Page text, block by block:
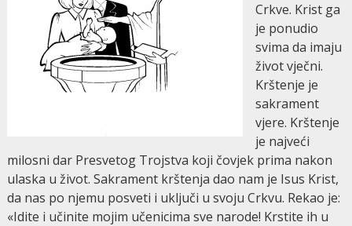
Crkve. Krist ga
je ponudio
svima da imaju
život vječni.
Krštenje je
sakrament
vjere. Krštenje
je najveći
milosni dar Presvetog Trojstva koji čovjek prima nakon
ulaska u život. Sakrament krštenja dao nam je Isus Krist,
da nas po njemu posveti i uključi u svoju Crkvu. Rekao je:
«Idite i učinite mojim učenicima sve narode! Krstite ih u